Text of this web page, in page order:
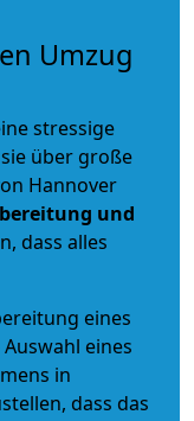
Umzug
stressige
über große
Hannover
und
dass alles
eines
eines
in
dass das